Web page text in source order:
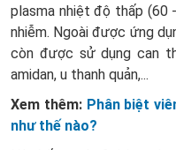
plasma nhiệt độ thấp (60
nhiễm. Ngoài được ứng
còn được sử dụng can
amidan, u thanh quản,...
Xem thêm: Phân biệt
như thế nào?